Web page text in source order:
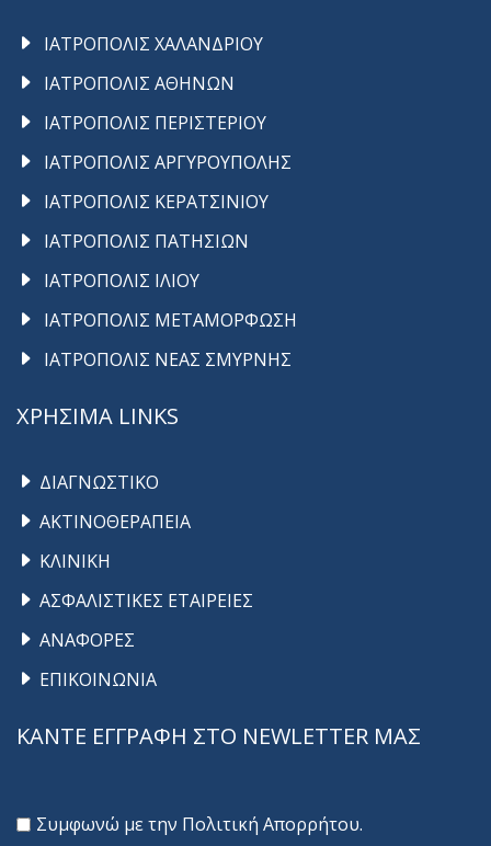
ΙΑΤΡΟΠΟΛΙΣ ΧΑΛΑΝΔΡΙΟΥ
ΙΑΤΡΟΠΟΛΙΣ ΑΘΗΝΩΝ
ΙΑΤΡΟΠΟΛΙΣ ΠΕΡΙΣΤΕΡΙΟΥ
ΙΑΤΡΟΠΟΛΙΣ ΑΡΓΥΡΟΥΠΟΛΗΣ
ΙΑΤΡΟΠΟΛΙΣ ΚΕΡΑΤΣΙΝΙΟΥ
ΙΑΤΡΟΠΟΛΙΣ ΠΑΤΗΣΙΩΝ
ΙΑΤΡΟΠΟΛΙΣ ΙΛΙΟΥ
ΙΑΤΡΟΠΟΛΙΣ ΜΕΤΑΜΟΡΦΩΣΗ
ΙΑΤΡΟΠΟΛΙΣ ΝΕΑΣ ΣΜΥΡΝΗΣ
ΧΡΗΣΙΜΑ LINKS
ΔΙΑΓΝΩΣΤΙΚΟ
ΑΚΤΙΝΟΘΕΡΑΠΕΙΑ
ΚΛΙΝΙΚΗ
ΑΣΦΑΛΙΣΤΙΚΕΣ ΕΤΑΙΡΕΙΕΣ
ΑΝΑΦΟΡΕΣ
ΕΠΙΚΟΙΝΩΝΙΑ
ΚΑΝΤΕ ΕΓΓΡΑΦΗ ΣΤΟ NEWLETTER ΜΑΣ
Συμφωνώ με την Πολιτική Απορρήτου.